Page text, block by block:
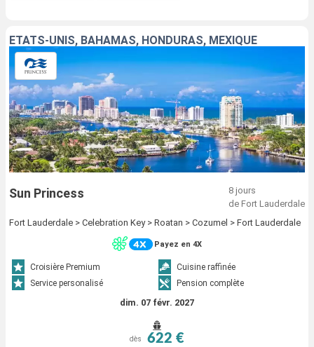
ÉTATS-UNIS, BAHAMAS, HONDURAS, MEXIQUE
Sun Princess
8 jours
de Fort Lauderdale
Fort Lauderdale > Celebration Key > Roatan > Cozumel > Fort Lauderdale
Payez en 4X
Croisière Premium
Cuisine raffinée
Service personalisé
Pension complète
dim. 07 févr. 2027
dès 622 €